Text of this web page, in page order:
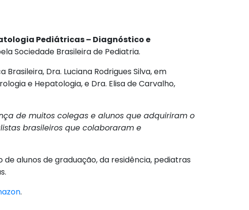
Pediátricas – Diagnóstico e
Sociedade Brasileira de Pediatria.
Dra. Luciana Rodrigues Silva, em
e Hepatologia, e Dra. Elisa de Carvalho,
de muitos colegas e alunos que adquiriram o
brasileiros que colaboraram e
alunos de graduação, da residência, pediatras
.